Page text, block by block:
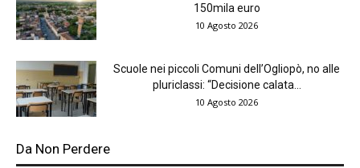
150mila euro
10 Agosto 2026
Scuole nei piccoli Comuni dell’Ogliopò, no alle
pluriclassi: “Decisione calata...
10 Agosto 2026
Da Non Perdere